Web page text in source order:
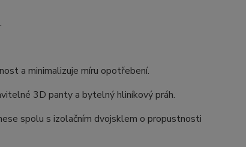
a minimalizuje míru opotřebení.
3D panty a bytelný hliníkový práh.
spolu s izolačním dvojsklem o propustnosti